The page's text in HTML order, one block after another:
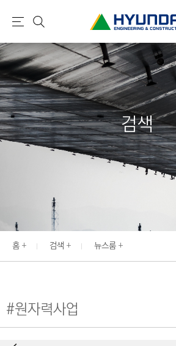
현
건
설
(
H
Y
U
N
E
N
메
뉴
검
색
검색
홈 검색 뉴스룸